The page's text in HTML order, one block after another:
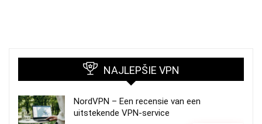
NAJLEPŠIE VPN
NordVPN – Een recensie van een
uitstekende VPN-service